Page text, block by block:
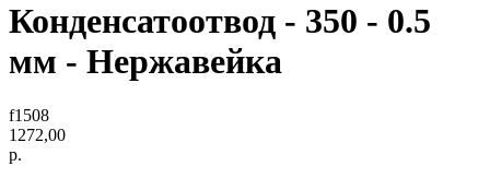
Конденсатоотвод - 350 - 0.5
мм - Нержавейка
f1508
1272,00
р.